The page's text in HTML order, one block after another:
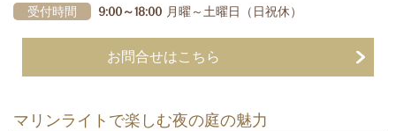
受付時間 9:00～18:00 月曜～土曜日 （日祝休）
お問合せはこちら
マリンライトで楽しむ夜の庭の魅力